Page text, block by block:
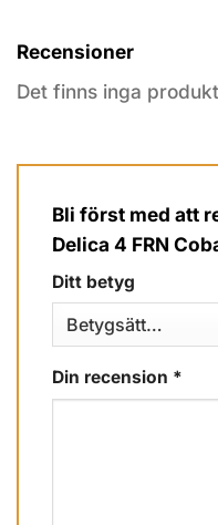
Recensioner
Det finns inga
Bli först med att
Delica 4 FRN
Ditt betyg
Din recension *